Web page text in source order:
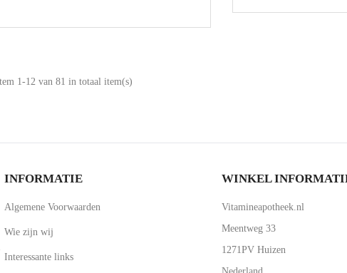
1-12 van 81 in totaal item(s)
INFORMATIE
Algemene Voorwaarden
Wie zijn wij
Interessante links
WINKEL
Vitamineapotheek.nl
Meentweg 33
1271PV Huizen
Nederland